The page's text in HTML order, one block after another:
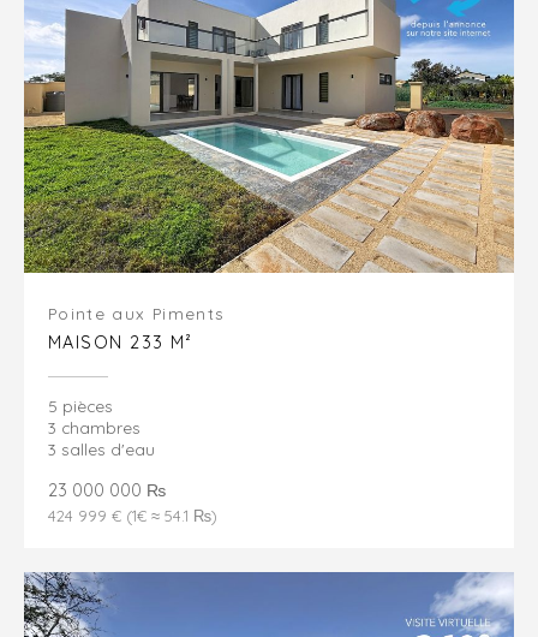
Pointe aux Piments
MAISON 233 M²
5 pièces
3 chambres
3 salles d'eau
23 000 000 ₨
424 999 € (1€ ≈ 54.1 ₨)